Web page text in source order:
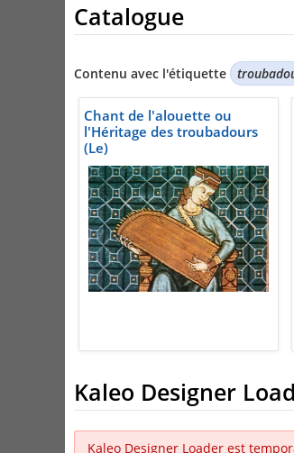
Catalogue
Contenu avec l'étiquette
Chant de l'alouette ou
l'Héritage des troubadours
(Le)
Kaleo Designer
Kaleo Designer Loader est